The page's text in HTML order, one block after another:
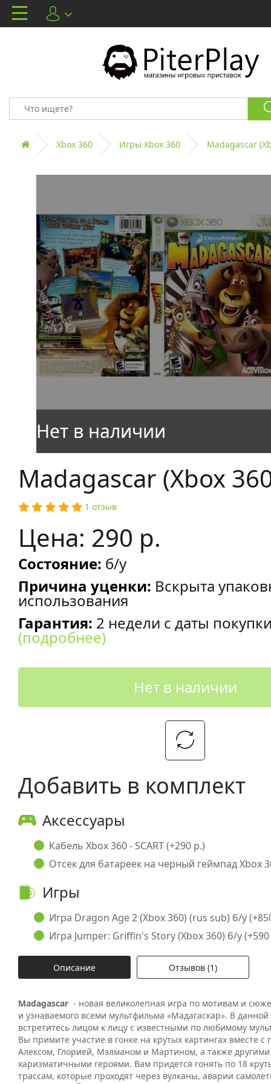
Xbox 360 Игры Xbox 360 Madagascar
Madagascar (Xbox
1 отзыв
Цена: 290 р.
Состояние: б/у
Причина уценки: Вскрыта
использования
Гарантия: 2 недели с даты
(подробнее)
Нет в наличии
Добавить в комплект
Аксессуары
Кабель Xbox 360 - SCART (+290 р.)
Отсек для батареек на черный геймпад Xbox
Игры
Игра Dragon Age 2 (Xbox 360) (rus sub) б/у
Игра Jumper: Griffin's Story (Xbox 360) б/у
Описание Отзывов (1)
Madagascar - новая великолепная игра по мотивам и
и узнаваемого всеми мультфильма «Мадагаскар». В
встретитесь лицом к лицу с известными по любимому
Вы примите участие в гонке на крутых картингах вместе
Алексом, Глорией, Мэлманом и Мартином, а также
харизматичными героями. Вам придется гонять по 18
трассам, которые проходят через вулканы, аварии